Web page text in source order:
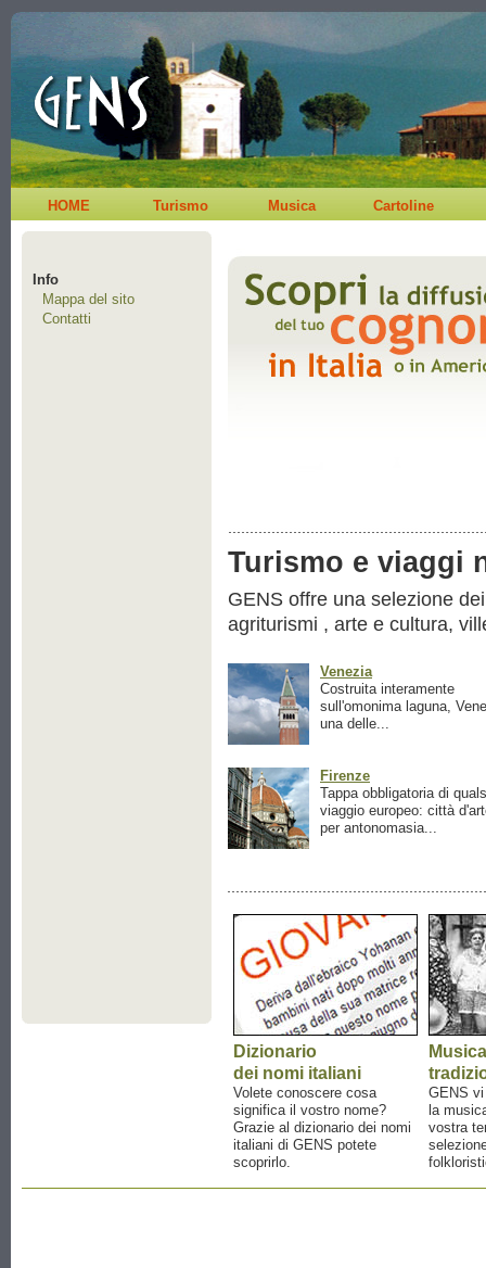
HOME Turismo Musica Cartoline
Info
Mappa del sito
Contatti
Turismo e viaggi
GENS offre una selezione
agriturismi , arte e cultura,
Venezia
Costruita interamente
sull'omonima laguna,
una delle...
Firenze
Tappa obbligatoria di
viaggio europeo: città
per antonomasia...
Dizionario
dei nomi italiani
Volete conoscere cosa
significa il vostro nome?
Grazie al dizionario dei nomi
italiani di GENS potete
scoprirlo.
Musica
GENS
la
vostra